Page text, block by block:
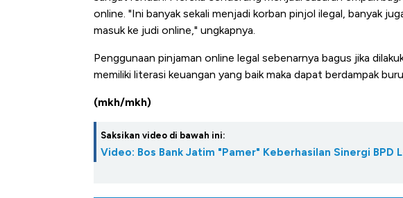
online. "Ini banyak sekali menjadi korban pinjol ilegal, banyak
masuk ke judi online," ungkapnya.
Penggunaan pinjaman online legal sebenarnya bagus jika
memiliki literasi keuangan yang baik maka dapat berdampak
(mkh/mkh)
Saksikan video di bawah ini:
Video: Bos Bank Jatim "Pamer" Keberhasilan Sinergi BPD